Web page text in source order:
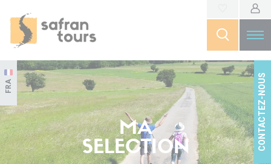
FRA CONTACTEZ-NOUS
MA
SELECTION